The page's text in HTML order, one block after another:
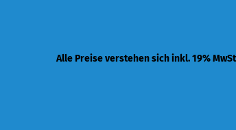
Alle Preise verstehen sich inkl. 19%